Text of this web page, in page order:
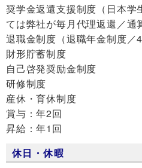
奨学金返還支援制度（日本学
ては弊社が毎月代理返還／通
退職金制度（退職年金制度／
財形貯蓄制度
自己啓発奨励金制度
研修制度
産休・育休制度
賞与：年2回
昇給：年1回
休日・休暇